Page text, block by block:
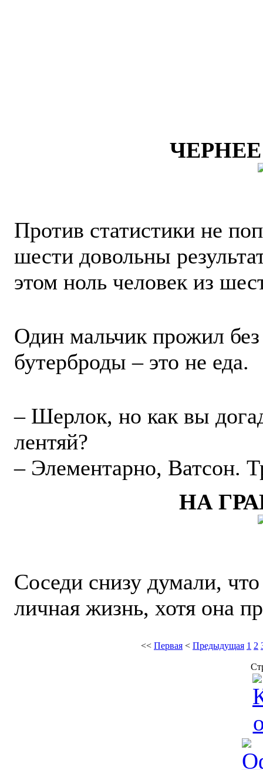
Против статистики не
шести довольны
этом ноль человек из
Один мальчик прожил
бутерброды – это не еда.
– Шерлок, но как вы
лентяй?
– Элементарно, Ватсон.
НА
Соседи снизу думали,
личная жизнь, хотя она
<< Первая < Предыдущая 1 2